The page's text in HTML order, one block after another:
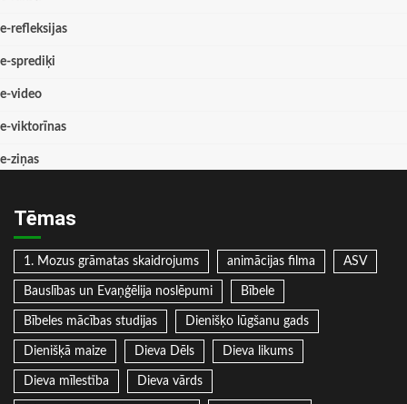
e-refleksijas
e-sprediķi
e-video
e-viktorīnas
e-ziņas
Tēmas
1. Mozus grāmatas skaidrojums animācijas filma ASV
Bauslības un Evaņģēlija noslēpumi Bībele
Bībeles mācības studijas Dienišķo lūgšanu gads
Dienišķā maize Dieva Dēls Dieva likums
Dieva mīlestība Dieva vārds